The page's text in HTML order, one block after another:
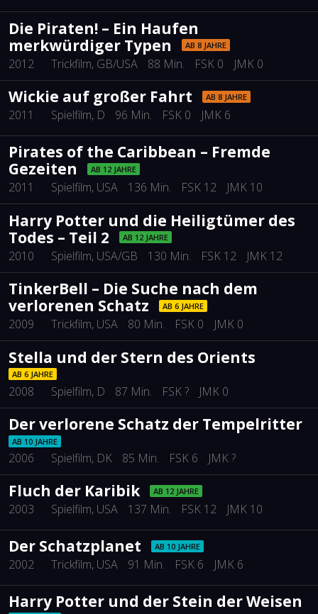
Die Piraten! – Ein Haufen
merkwürdiger Typen
AB 8 JAHRE
2012 Trickfilm, GB/USA 88 Min. FSK 0 JMK 0
Wickie auf großer Fahrt AB 8 JAHRE
2011 Spielfilm, D 96 Min. FSK 0 JMK 6
Pirates of the Caribbean – Fremde
Gezeiten
AB 12 JAHRE
2011 Spielfilm, USA 136 Min. FSK 12 JMK 10
Harry Potter und die Heiligtümer des
Todes – Teil 2
AB 12 JAHRE
2010 Spielfilm, USA/GB 130 Min. FSK 12 JMK 12
TinkerBell – Die Suche nach dem
verlorenen Schatz
AB 6 JAHRE
2009 Trickfilm, USA 80 Min. FSK 0 JMK 0
Stella und der Stern des Orients
AB 6 JAHRE
2008 Spielfilm, D 87 Min. FSK ? JMK 0
Der verlorene Schatz der Tempelritter
AB 10 JAHRE
2006 Spielfilm, DK 85 Min. FSK 6 JMK ?
Fluch der Karibik AB 12 JAHRE
2003 Spielfilm, USA 137 Min. FSK 12 JMK 10
Der Schatzplanet AB 10 JAHRE
2002 Trickfilm, USA 91 Min. FSK 6 JMK 6
Harry Potter und der Stein der Weisen